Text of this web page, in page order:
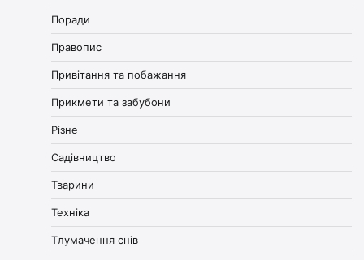
Поради
Правопис
Привітання та побажання
Прикмети та забубони
Різне
Садівництво
Тварини
Техніка
Тлумачення снів